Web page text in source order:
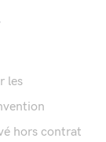
les
hors contrat